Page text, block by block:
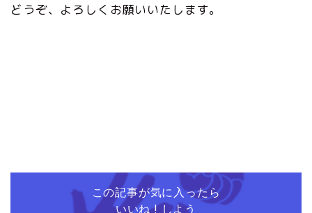
どうぞ、よろしくお願いいたします。
この記事が気に入ったら
いいね ! しよう